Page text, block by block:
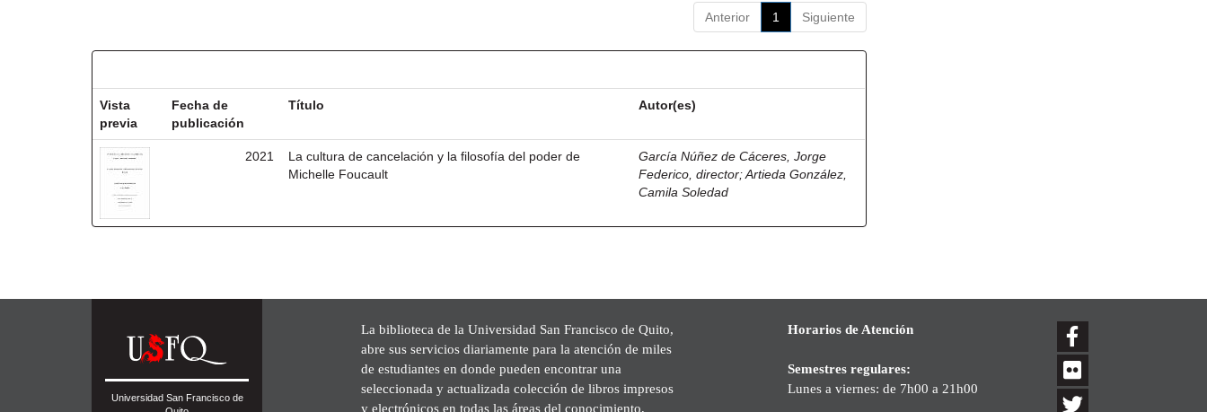
Anterior 1 Siguiente
Vista
previa
Fecha de
publicación
Título Autor(es)
2021
La cultura de cancelación y la filosofía del poder de
Michelle Foucault
García Núñez de Cáceres, Jorge
Federico, director;Artieda González,
Camila Soledad
Universidad San Francisco de
La biblioteca de la Universidad San Francisco de Quito,
abre sus servicios diariamente para la atención de miles
de estudiantes en donde pueden encontrar una
seleccionada y actualizada colección de libros impresos
y electrónicos en todas las áreas del conocimiento,
Horarios de Atención
Semestres regulares:
Lunes a viernes: de 7h00 a 21h00